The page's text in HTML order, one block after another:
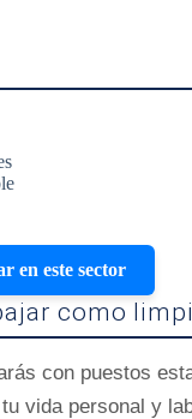
en este sector
como
con puestos
vida personal y